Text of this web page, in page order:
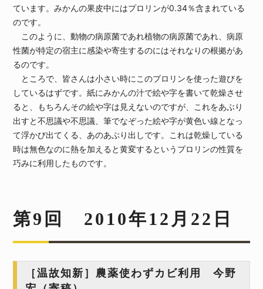
ています。みかんの果皮中にはプロリンが0.34％含まれている
のです。
このように、動物の病原菌であれ植物の病原菌であれ、病原
性菌が特定の宿主に感染や寄生するのにはそれなりの根拠があ
るのです。
ところで、皆さんは小さい時にこのプロリンを使った遊びを
しているはずです。紙にみかんの汁で絵や字を書いて乾燥させ
ると、もちろんその絵や字は見えないのですが、これをあぶり
出すと不思議や不思議、筆でなぞった絵や字が黄色い線となっ
て浮かび出てくる、あのあぶり出しです。これは乾燥している
時は無色なのに熱を加えると黄変するというプロリンの性質を
巧みに利用したものです。
第9回 2010年12月22日
［温故知新］農薬使わずカビ利用 今野